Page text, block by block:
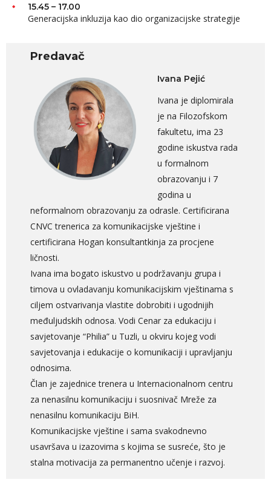
15.45 – 17.00
Generacijska inkluzija kao dio organizacijske strategije
Predavač
Ivana Pejić
Ivana je diplomirala
je na Filozofskom
fakultetu, ima 23
godine iskustva rada
u formalnom
obrazovanju i 7
godina u
neformalnom obrazovanju za odrasle. Certificirana
CNVC trenerica za komunikacijske vještine i
certificirana Hogan konsultantkinja za procjene
ličnosti.
Ivana ima bogato iskustvo u podržavanju grupa i
timova u ovladavanju komunikacijskim vještinama s
ciljem ostvarivanja vlastite dobrobiti i ugodnijih
međuljudskih odnosa. Vodi Cenar za edukaciju i
savjetovanje “Philia” u Tuzli, u okviru kojeg vodi
savjetovanja i edukacije o komunikaciji i upravljanju
odnosima.
Član je zajednice trenera u Internacionalnom centru
za nenasilnu komunikaciju i suosnivač Mreže za
nenasilnu komunikaciju BiH.
Komunikacijske vještine i sama svakodnevno
usavršava u izazovima s kojima se susreće, što je
stalna motivacija za permanentno učenje i razvoj.